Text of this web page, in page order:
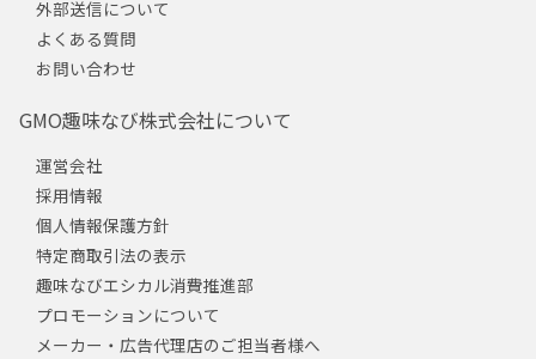
外部送信について
よくある質問
お問い合わせ
GMO趣味なび株式会社について
運営会社
採用情報
個人情報保護方針
特定商取引法の表示
趣味なびエシカル消費推進部
プロモーションについて
メーカー・広告代理店のご担当者様へ